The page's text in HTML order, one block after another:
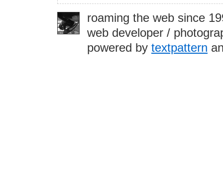
roaming the web since
web developer /
powered by textpattern